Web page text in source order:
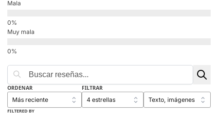
Mala
Muy mala
ORDENAR FILTRAR
FILTERED BY